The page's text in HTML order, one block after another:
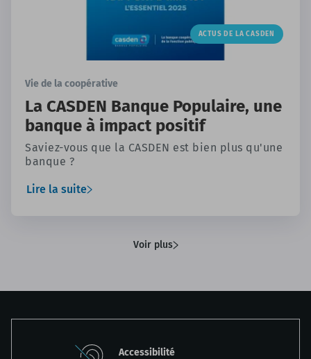
ACTUS DE LA CASDEN
Vie de la coopérative
La CASDEN Banque Populaire, une
banque à impact positif
Saviez-vous que la CASDEN est bien plus qu'une
banque ?
Lire la suite
Voir plus
Accessibilité